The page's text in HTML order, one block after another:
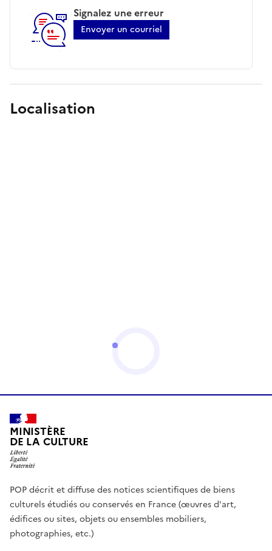
Signalez une erreur
Envoyer un courriel
Localisation
MINISTÈRE
DE LA CULTURE
POP décrit et diffuse des notices scientifiques de biens
culturels étudiés ou conservés en France (œuvres d'art,
édifices ou sites, objets ou ensembles mobiliers,
photographies, etc.)